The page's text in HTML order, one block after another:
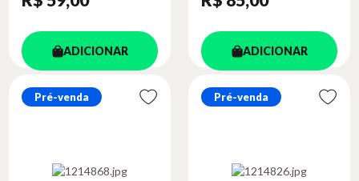
ADICIONAR ADICIONAR
Pré-venda Pré-venda